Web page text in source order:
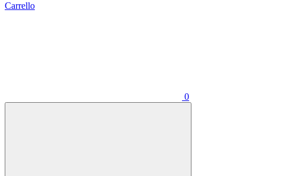
Carrello
0